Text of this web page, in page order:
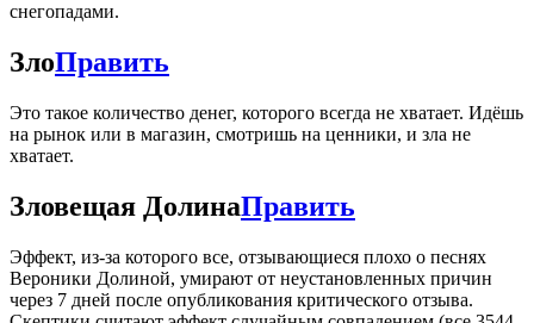
снегопадами.
ЗлоПравить
Это такое количество денег, которого всегда не хватает. Идёшь
на рынок или в магазин, смотришь на ценники, и зла не
хватает.
Зловещая ДолинаПравить
Эффект, из-за которого все, отзывающиеся плохо о песнях
Вероники Долиной, умирают от неустановленных причин
через 7 дней после опубликования критического отзыва.